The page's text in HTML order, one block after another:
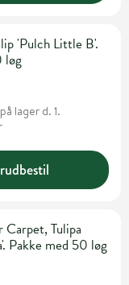
'Pulch Little B'.
løg
lager d. 1.
Carpet, Tulipa
Pakke med 50 løg